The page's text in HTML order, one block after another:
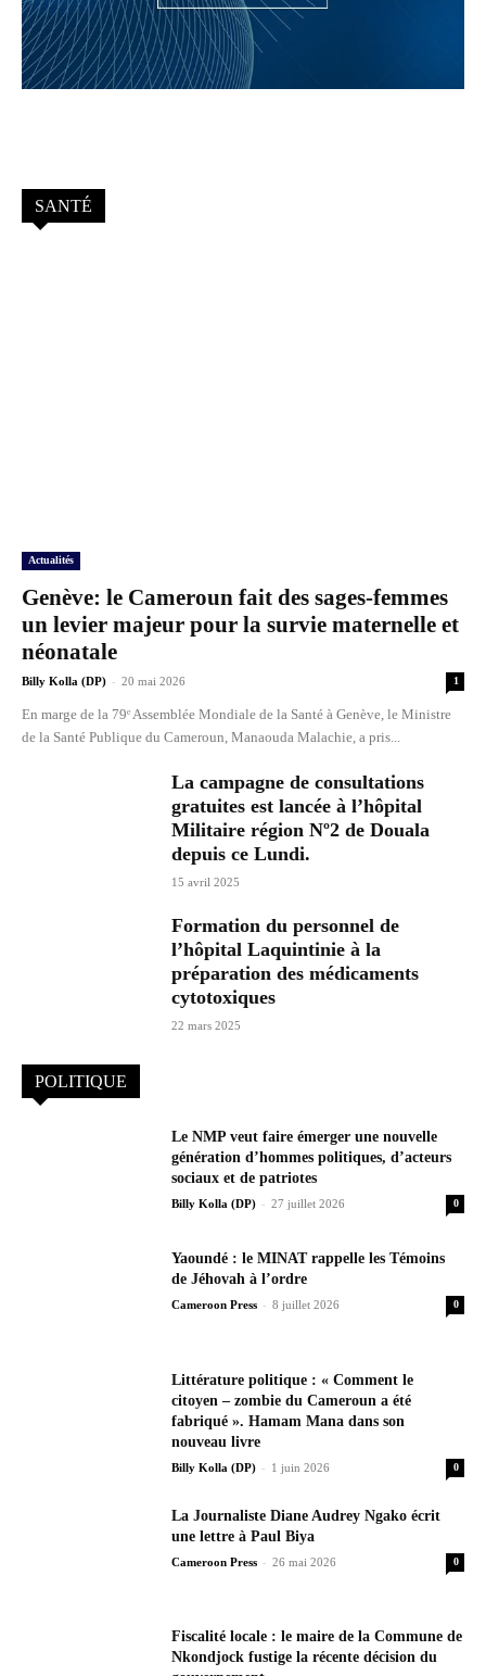
SANTÉ
Actualités
Genève: le Cameroun fait des sages-femmes
un levier majeur pour la survie maternelle et
néonatale
Billy Kolla (DP) - 20 mai 2026 1
En marge de la 79ᵉ Assemblée Mondiale de la Santé à Genève, le Ministre
de la Santé Publique du Cameroun, Manaouda Malachie, a pris...
La campagne de consultations
gratuites est lancée à l’hôpital
Militaire région Nº2 de Douala
depuis ce Lundi.
15 avril 2025
Formation du personnel de
l’hôpital Laquintinie à la
préparation des médicaments
cytotoxiques
22 mars 2025
POLITIQUE
Le NMP veut faire émerger une nouvelle
génération d’hommes politiques, d’acteurs
sociaux et de patriotes
Billy Kolla (DP) - 27 juillet 2026 0
Yaoundé : le MINAT rappelle les Témoins
de Jéhovah à l’ordre
Cameroon Press - 8 juillet 2026 0
Littérature politique : « Comment le
citoyen – zombie du Cameroun a été
fabriqué ». Hamam Mana dans son
nouveau livre
Billy Kolla (DP) - 1 juin 2026 0
La Journaliste Diane Audrey Ngako écrit
une lettre à Paul Biya
Cameroon Press - 26 mai 2026 0
Fiscalité locale : le maire de la Commune de
Nkondjock fustige la récente décision du